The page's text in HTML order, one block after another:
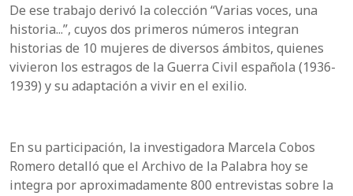
De ese trabajo derivó la colección “Varias voces, una
historia...”, cuyos dos primeros números integran
historias de 10 mujeres de diversos ámbitos, quienes
vivieron los estragos de la Guerra Civil española (1936-
1939) y su adaptación a vivir en el exilio.
En su participación, la investigadora Marcela Cobos
Romero detalló que el Archivo de la Palabra hoy se
integra por aproximadamente 800 entrevistas sobre la